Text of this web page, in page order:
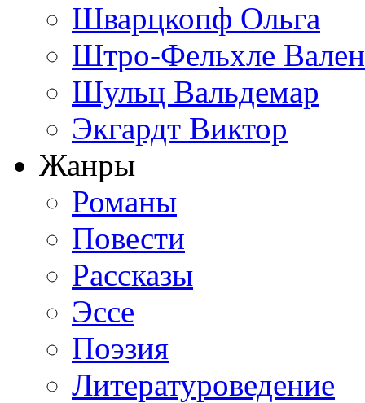
Шварцкопф Ольга
Штро-Фельхле
Шульц Вальдемар
Экгардт Виктор
Жанры
Романы
Повести
Рассказы
Эссе
Поэзия
Литературоведение